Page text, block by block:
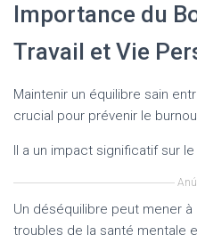
Importance du
Travail et Vie
Maintenir un équilibre sain
crucial pour prévenir le
Il a un impact significatif sur
Un déséquilibre peut mener
troubles de la santé mentale